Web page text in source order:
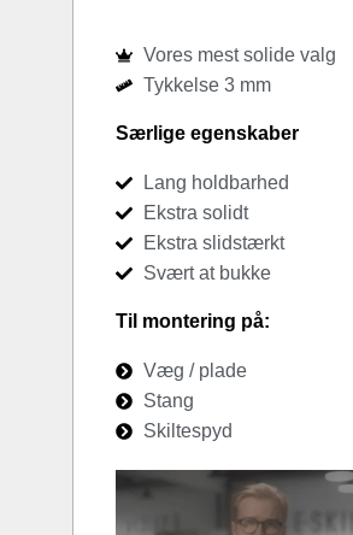
Vores mest solide valg
Tykkelse 3 mm
Særlige egenskaber
Lang holdbarhed
Ekstra solidt
Ekstra slidstærkt
Svært at bukke
Til montering på:
Væg / plade
Stang
Skiltespyd